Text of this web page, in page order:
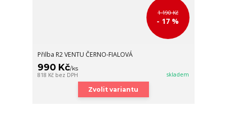
1 190 Kč
- 17 %
Přilba R2 VENTU ČERNO-FIALOVÁ
990 Kč/ks
818 Kč bez DPH skladem
Zvolit variantu